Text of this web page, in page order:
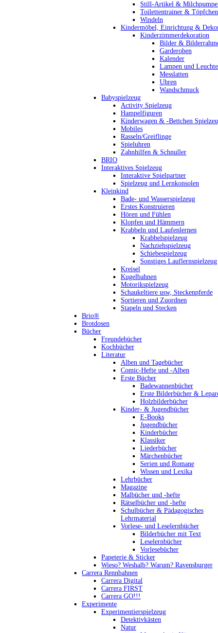
Still-Artikel &
Toilettentrainer & Töpfchen
Windeln
Kindermöbel, Einrichtung &
Kinderzimmerdekoration
Bilder &
Garderoben
Kalender
Lampen und
Messlatten
Uhren
Wandschmuck
Babyspielzeug
Activity Spielzeug
Hampelfiguren
Kinderwagen & -Bettchen
Mobiles
Rasseln/Greiflinge
Spieluhren
Zahnhilfen & Schnuller
BRIO
Interaktives Spielzeug
Interaktive Spielpartner
Spielzeug und Lernkonsolen
Kleinkind
Bade- und Wasserspielzeug
Erstes Konstruieren
Hören und Fühlen
Klopfen und Hämmern
Krabbeln und Laufenlernen
Krabbelspielzeug
Nachziehspielzeug
Schiebespielzeug
Sonstiges Lauflernspielzeug
Kreisel
Kugelbahnen
Motorikspielzeug
Schaukeltiere usw, Steckenpferde
Sortieren und Zuordnen
Stapeln und Stecken
Brio®
Brotdosen
Bücher
Freundebücher
Kochbücher
Literatur
Alben und Tagebücher
Comic-Hefte und -Alben
Erste Bücher
Badewannenbücher
Erste Bilderbücher &
Holzbilderbücher
Kinder- & Jugendbücher
E-Books
Jugendbücher
Kinderbücher
Klassiker
Liederbücher
Märchenbücher
Serien und Romane
Wissen und Lexika
Lehrbücher
Magazine
Malbücher und -hefte
Rätselbücher und -hefte
Schulbücher & Pädagogisches
Lehrmaterial
Vorlese- und Leselernbücher
Bilderbücher mit Text
Leselernbücher
Vorlesebücher
Papeterie & Sticker
Wieso? Weshalb? Warum? Ravensburger
Carrera Rennbahnen
Carrera Digital
Carrera FIRST
Carrera GO!!!
Experimente
Experimentierspielzeug
Detektivkästen
Natur